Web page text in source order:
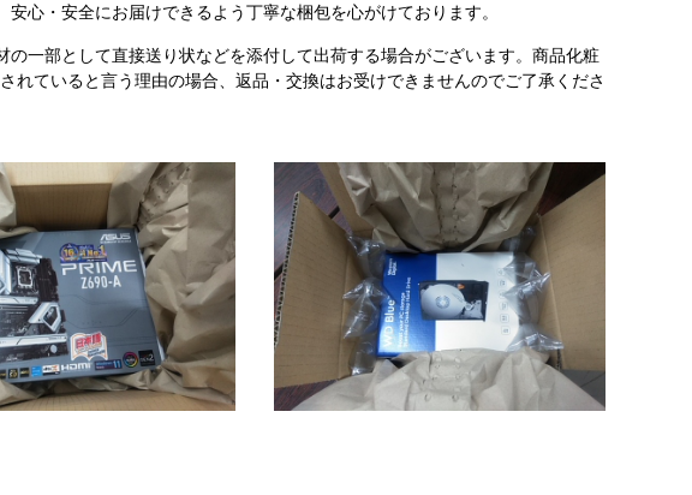
心・安全にお届けできるよう丁寧な梱包を心がけております。
一部として直接送り状などを添付して出荷する場合がございます。商品化粧
ていると言う理由の場合、返品・交換はお受けできませんのでご了承くださ